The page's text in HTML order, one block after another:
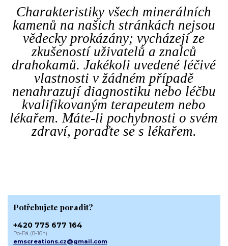
Charakteristiky všech minerálních
kamenů na našich stránkách nejsou
vědecky prokázány; vycházejí ze
zkušeností uživatelů a znalců
drahokamů. Jakékoli uvedené léčivé
vlastnosti v žádném případě
nenahrazují diagnostiku nebo léčbu
kvalifikovaným terapeutem nebo
lékařem. Máte-li pochybnosti o svém
zdraví, poraďte se s lékařem.
Potřebujete poradit?
+420 775 677 164
Po-Pá (8-16h)
emscreations.cz@gmail.com